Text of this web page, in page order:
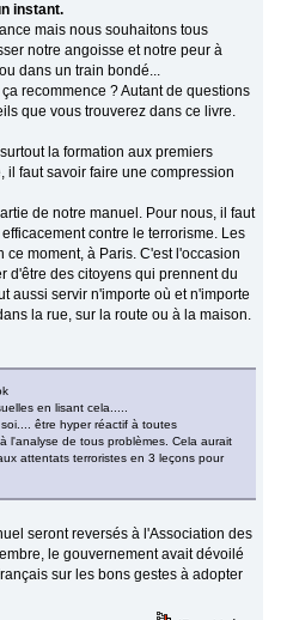
instant.
mais nous souhaitons tous
notre angoisse et notre peur à
dans un train bondé...
recommence ? Autant de questions
que vous trouverez dans ce livre.
la formation aux premiers
il faut savoir faire une compression
de notre manuel. Pour nous, il faut
contre le terrorisme. Les
moment, à Paris. C'est l'occasion
d'être des citoyens qui prennent du
aussi servir n'importe où et n'importe
la rue, sur la route ou à la maison.
en lisant cela.....
être hyper réactif à toutes
l'analyse de tous problèmes. Cela aurait
attentats terroristes en 3 leçons pour
seront reversés à l'Association des
le gouvernement avait dévoilé
sur les bons gestes à adopter